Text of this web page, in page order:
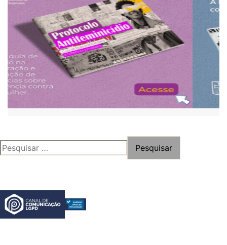
PESQUISAR
POR: